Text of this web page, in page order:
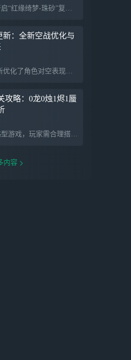
*真的*只是特效。
启事。
的，是真实，还是梦幻
待你用这双眼睛，见证
《归龙潮》即将开启“红缘绮梦-珠砂”复刻招募活动，活动时间为2025年5月16日10:00至2025年6月6日09:59。玩家可前往下载游戏，获取更多1.5版本活动的最新情报。
新：全新空战优化与
归龙潮1.5版本更新优化了角色对空表现，恢复了剧情配音并新增战斗场景，增加了阴破韧定位的殭角色。新玩法海市蜃楼、暗潮征讨、须臾蜃梦将每周更新，工巧系统引入战斗宠物。镇魂街联动正在规划中，未来将推出木属性角色，同时提供300明珠和常驻十抽的福利，鼓励玩家快速下载体验。
攻略：0龙0烛1烬1蜃
归龙潮是一款策略型游戏，玩家需合理搭配角色和技能应对各种挑战。游戏中需要合理利用烬、蜃、龙女等角色的技能，注意卡绝域和充能，避免高伤害。前期策略依靠导演语冰持续推进，后期通过角色搭配提升战斗力，实现逐步突破，整体玩法强调资源管理和战术布局。
内容